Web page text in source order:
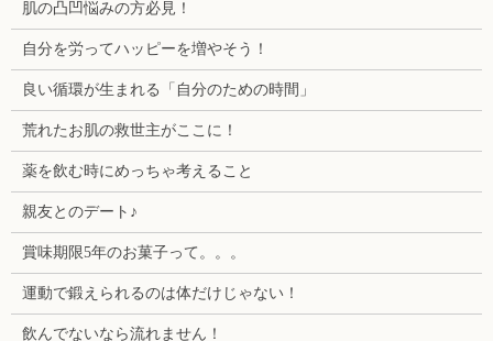
肌の凸凹悩みの方必見！
自分を労ってハッピーを増やそう！
良い循環が生まれる「自分のための時間」
荒れたお肌の救世主がここに！
薬を飲む時にめっちゃ考えること
親友とのデート♪
賞味期限5年のお菓子って。。。
運動で鍛えられるのは体だけじゃない！
飲んでないなら流れません！